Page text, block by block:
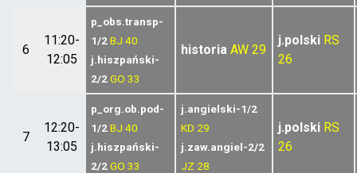
6
11:20-
12:05
p_obs.transp-
1/2BJ 40
j.hiszpański-
2/2GO 33
historia AW 29
j.polski RS
26
7
12:20-
13:05
p_org.ob.pod-
1/2BJ 40
j.hiszpański-
2/2GO 33
j.angielski-1/2
KD 29
j.zaw.angiel-2/2
JZ 28
j.polski RS
26